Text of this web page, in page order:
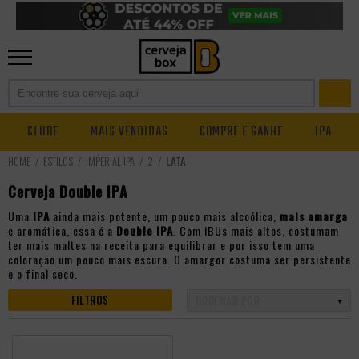
CLUBE MAIS VENDIDAS COMPRE E GANHE IPA
ESTILOS IMPERIAL IPA 2 LATA
Cerveja Double IPA
Uma IPA ainda mais potente, um pouco mais alcoólica, mais amarga
e aromática, essa é a Double IPA . Com IBUs mais altos, costumam
ter mais maltes na receita para equilibrar e por isso tem uma
coloração um pouco mais escura. O amargor costuma ser persistente
e o final seco.
FILTROS